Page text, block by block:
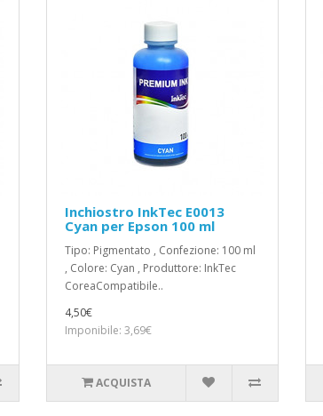
Inchiostro InkTec E0013
Cyan per Epson 100 ml
Tipo: Pigmentato , Confezione: 100 ml
, Colore: Cyan , Produttore: InkTec
CoreaCompatibile..
4,50€
Imponibile: 3,69€
ACQUISTA